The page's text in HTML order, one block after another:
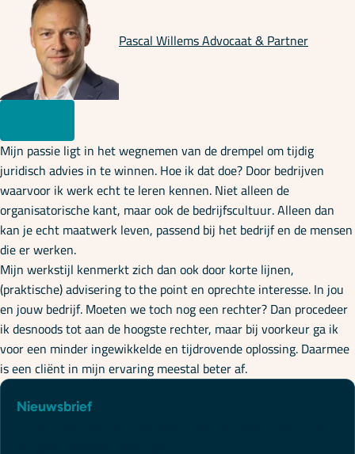
Pascal WillemsAdvocaat & Partner
Mijn passie ligt in het wegnemen van de drempel om tijdig
juridisch advies in te winnen. Hoe ik dat doe? Door bedrijven
waarvoor ik werk echt te leren kennen. Niet alleen de
organisatorische kant, maar ook de bedrijfscultuur. Alleen dan
kan je echt maatwerk leven, passend bij het bedrijf en de mensen
die er werken.
Mijn werkstijl kenmerkt zich dan ook door korte lijnen,
(praktische) advisering to the point en oprechte interesse. In jou
en jouw bedrijf. Moeten we toch nog een rechter? Dan procedeer
ik desnoods tot aan de hoogste rechter, maar bij voorkeur ga ik
voor een minder ingewikkelde en tijdrovende oplossing. Daarmee
is een cliënt in mijn ervaring meestal beter af.
Nieuwsbrief